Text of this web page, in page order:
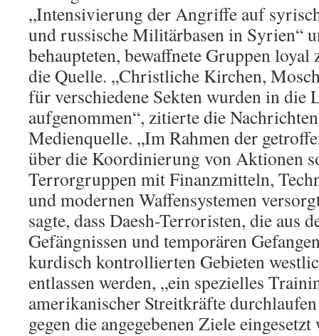
„Intensivierung der Angriffe auf
und russische Militärbasen in Syrien“
behaupteten, bewaffnete Gruppen loyal
die Quelle. „Christliche Kirchen,
für verschiedene Sekten wurden in die
aufgenommen“, zitierte die
Medienquelle. „Im Rahmen der
über die Koordinierung von Aktionen
Terrorgruppen mit Finanzmitteln,
und modernen Waffensystemen
sagte, dass Daesh-Terroristen, die aus
Gefängnissen und temporären
kurdisch kontrollierten Gebieten
entlassen werden, „ein spezielles
amerikanischer Streitkräfte
gegen die angegebenen Ziele